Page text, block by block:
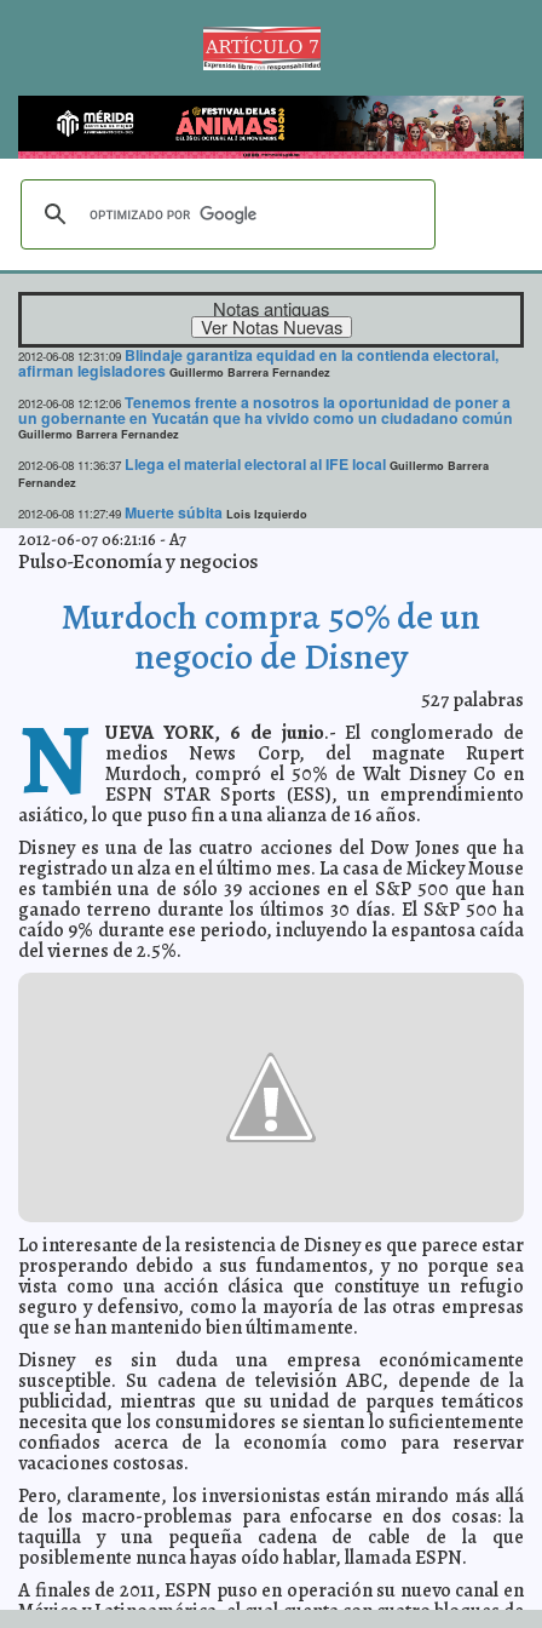
Notas antiguas
2012-06-08 12:31:09 Blindaje garantiza equidad en la contienda electoral,
afirman legisladores Guillermo Barrera Fernandez
2012-06-08 12:12:06 Tenemos frente a nosotros la oportunidad de poner a
un gobernante en Yucatán que ha vivido como un ciudadano común
Guillermo Barrera Fernandez
2012-06-08 11:36:37 Llega el material electoral al IFE local Guillermo Barrera
Fernandez
2012-06-08 11:27:49 Muerte súbita Lois Izquierdo
2012-06-08 11:21:12 Los 3 de La Habana prepara su crossover con nuevo
álbum Guillermo Barrera Fernandez
López Obrador desquiciado y con actitudes
irreflexivas: Juan José Rodríguez Pratts Guillermo Barrera Fernandez
2012-06-08 05:59:23 Grecia: político neonazi agredió a dos diputadas
(vídeo) A7
2012-06-08 05:49:34 Tenemos que cuidar los avances que hemos logrado:
Josefina A7
2012-06-08 05:46:47 Innecesarias las visas entre México, Chile, Colombia y
Perú A7
2012-06-08 05:43:56 Ya van cuatro ataques de caníbales en EE. UU. A7
2012-06-08 05:40:11 PGR atraerá todos los crímenes cometidos contra
periodistas A7
2012-06-08 05:37:14 Prohíben marchas gay en Moscú hasta dentro de 100
años
Renán Barrera ofrece con restauranteros trabajar por
la certificación de la cocina tradicional de Yucatán como Patrimonio
Cultural Inmaterial de la Humanidad de la Unesco
Por presiones del gobierno estatal, tiene que retirarse
de la Expo Vocacional 2012 Renán Barrera Concha
2012-06-07 12:06:18 A punto de colapsar, recoja de basura en Mérida Lois
Izquierdo
2012-06-07 11:44:59 El Congreso mantiene en la congeladora una iniciativa
a favor de los periodistas A7
2012-06-07 11:43:17 No respetan la ley Lois Izquierdo
Investigador afirma que la relación entre el aborto y
nacimientos prematuros posteriores está encubierta Guillermo Barrera
Fernandez
2012-06-07 10:53:03 Continuarán las lluvias por canal de baja presión y
presencia de vaguada A7
2012-06-07 10:49:02 Propone Vitelli un frente común en pro del ecosistema
A7
2012-06-07 10:37:26 Ephrem J pone a bailar a Holanda
Guillermo Barrera
Fernandez
2012-06-07 10:26:44 Con absoluto respeto al blindaje electoral,
Oportunidades opera normalmente en el país
2012-06-07 08:59:24 Centenares de ciudadanos desafían la lluvia para
participar en Foro Ciudadano
2012-06-07 06:21:16 -A7
Pulso-Economía y negocios
Murdoch compra 50% de un
negocio de Disney
527palabras
N UEVA YORK, 6 de junio.- El conglomerado de
medios News Corp, del magnate Rupert
Murdoch, compró el 50% de Walt Disney Co en
ESPN STAR Sports (ESS), un emprendimiento
asiático, lo que puso fin a una alianza de 16 años.
Disney es una de las cuatro acciones del Dow Jones que ha
registrado un alza en el último mes. La casa de Mickey Mouse
es también una de sólo 39 acciones en el S&P 500 que han
ganado terreno durante los últimos 30 días. El S&P 500 ha
caído 9% durante ese periodo, incluyendo la espantosa caída
del viernes de 2.5%.
Lo interesante de la resistencia de Disney es que parece estar
prosperando debido a sus fundamentos, y no porque sea
vista como una acción clásica que constituye un refugio
seguro y defensivo, como la mayoría de las otras empresas
que se han mantenido bien últimamente.
Disney es sin duda una empresa económicamente
susceptible. Su cadena de televisión ABC, depende de la
publicidad, mientras que su unidad de parques temáticos
necesita que los consumidores se sientan lo suficientemente
confiados acerca de la economía como para reservar
vacaciones costosas.
Pero, claramente, los inversionistas están mirando más allá
de los macro-problemas para enfocarse en dos cosas: la
taquilla y una pequeña cadena de cable de la que
posiblemente nunca hayas oído hablar, llamada ESPN.
A finales de 2011, ESPN puso en operación su nuevo canal en
México y Latinoamérica, el cual cuenta con cuatro bloques de